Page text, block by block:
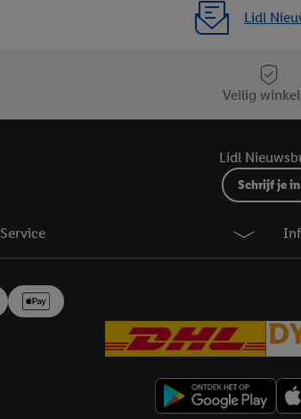
Lidl
Veilig
Lidl
Schrijf je in
Service
kun je aangeven met welke cookies en
je instemt. Verder kan je er meer
te klikken, stem je in met alle verwerkingen
de opslagperiode van de gegevens en je recht om